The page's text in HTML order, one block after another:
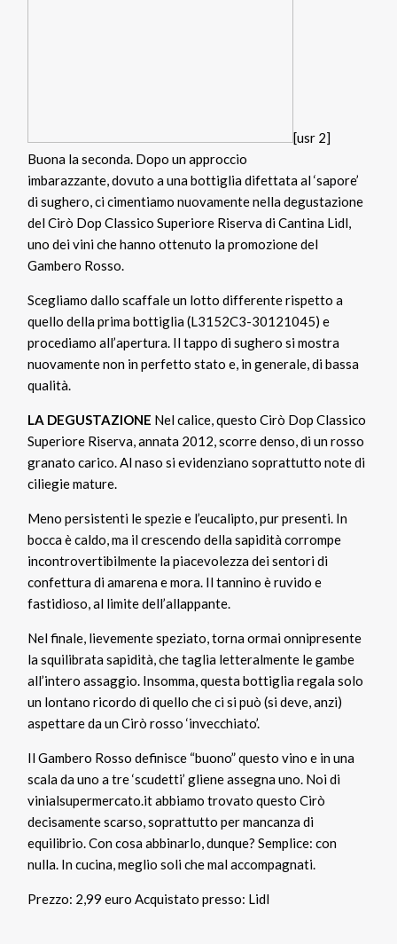
[usr 2]
Buona la seconda. Dopo un approccio
imbarazzante, dovuto a una bottiglia difettata al ‘sapore’
di sughero, ci cimentiamo nuovamente nella degustazione
del Cirò Dop Classico Superiore Riserva di Cantina Lidl,
uno dei vini che hanno ottenuto la promozione del
Gambero Rosso.
Scegliamo dallo scaffale un lotto differente rispetto a
quello della prima bottiglia (L3152C3-30121045) e
procediamo all’apertura. Il tappo di sughero si mostra
nuovamente non in perfetto stato e, in generale, di bassa
qualità.
LA DEGUSTAZIONE Nel calice, questo Cirò Dop Classico
Superiore Riserva, annata 2012, scorre denso, di un rosso
granato carico. Al naso si evidenziano soprattutto note di
ciliegie mature.
Meno persistenti le spezie e l’eucalipto, pur presenti. In
bocca è caldo, ma il crescendo della sapidità corrompe
incontrovertibilmente la piacevolezza dei sentori di
confettura di amarena e mora. Il tannino è ruvido e
fastidioso, al limite dell’allappante.
Nel finale, lievemente speziato, torna ormai onnipresente
la squilibrata sapidità, che taglia letteralmente le gambe
all’intero assaggio. Insomma, questa bottiglia regala solo
un lontano ricordo di quello che ci si può (si deve, anzi)
aspettare da un Cirò rosso ‘invecchiato’.
Il Gambero Rosso definisce “buono” questo vino e in una
scala da uno a tre ‘scudetti’ gliene assegna uno. Noi di
vinialsupermercato.it abbiamo trovato questo Cirò
decisamente scarso, soprattutto per mancanza di
equilibrio. Con cosa abbinarlo, dunque? Semplice: con
nulla. In cucina, meglio soli che mal accompagnati.
Prezzo: 2,99 euro Acquistato presso: Lidl